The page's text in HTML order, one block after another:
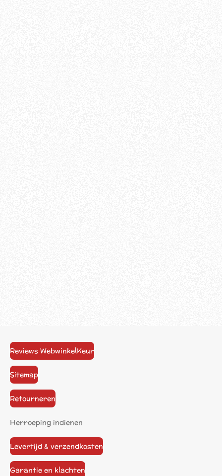
Reviews WebwinkelKeur
Sitemap
Retourneren
Herroeping indienen
Levertijd & verzendkosten
Garantie en klachten